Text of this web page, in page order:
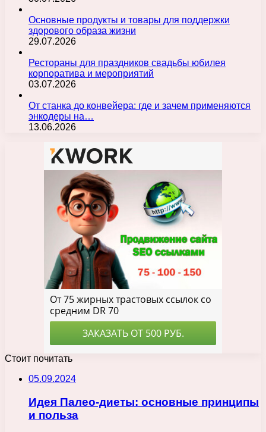
Основные продукты и товары для поддержки
здорового образа жизни
29.07.2026
Рестораны для праздников свадьбы юбилея
корпоратива и мероприятий
03.07.2026
От станка до конвейера: где и зачем применяются
энкодеры на…
13.06.2026
Стоит почитать
05.09.2024
Идея Палео-диеты: основные принципы
и польза